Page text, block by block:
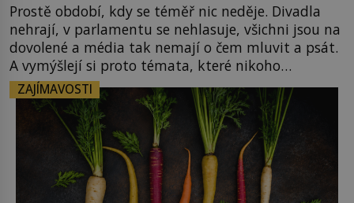
Prostě období, kdy se téměř nic neděje. Divadla
nehrají, v parlamentu se nehlasuje, všichni jsou na
dovolené a média tak nemají o čem mluvit a psát.
A vymýšlejí si proto témata, které nikoho
nezajímají. Proč je však ona letní doba spojovaná
zrovna s okurkami? Okurkovou sezónu známe už
od poloviny 19. století, ovšem jako Češi […]
ZAJÍMAVOSTI